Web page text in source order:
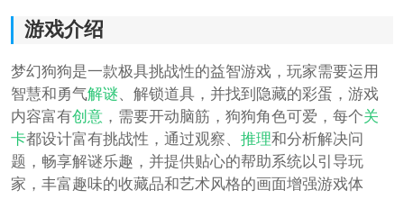
游戏介绍
梦幻狗狗是一款极具挑战性的益智游戏，玩家需要运用
智慧和勇气解谜、解锁道具，并找到隐藏的彩蛋，游戏
内容富有创意，需要开动脑筋，狗狗角色可爱，每个关
卡都设计富有挑战性，通过观察、 推理和分析解决问
题，畅享解谜乐趣，并提供贴心的帮助系统以引导玩
家，丰富趣味的收藏品和艺术风格的画面增强游戏体